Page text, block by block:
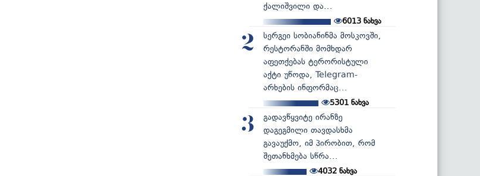
ქალიშვილი და...
6013 ნახვა
2
სერგეი სობიანინმა მოსკოვში,
რესტორანში მომხდარ
აფეთქებას ტერორისტული
აქტი უწოდა, Telegram-
არხების ინფორმაც...
5301 ნახვა
3
გადავწყვიტე ირანზე
დაგეგმილი თავდასხმა
გავაუქმო, იმ პირობით, რომ
შეთანხმება სწრა...
4032ნახვა